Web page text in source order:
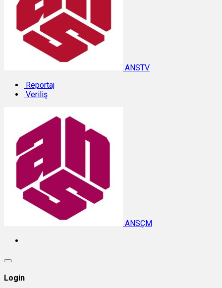
ANSTV
Reportaj
Veriliş
ANSÇM
Login